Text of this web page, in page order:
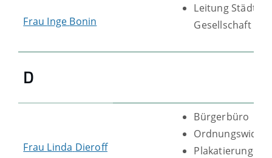
Frau Inge Bonin
Leitung Städt.
Gesellschaft
D
Frau Linda Dieroff
Bürgerbüro
Plakatierungen